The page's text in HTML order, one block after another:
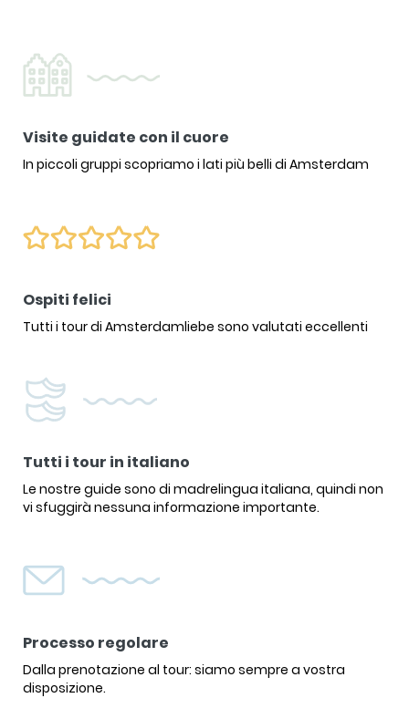
Visite guidate con il cuore
In piccoli gruppi scopriamo i lati più belli di Amsterdam
Ospiti felici
Tutti i tour di Amsterdamliebe sono valutati eccellenti
Tutti i tour in italiano
Le nostre guide sono di madrelingua italiana, quindi non
vi sfuggirà nessuna informazione importante.
Processo regolare
Dalla prenotazione al tour: siamo sempre a vostra
disposizione.